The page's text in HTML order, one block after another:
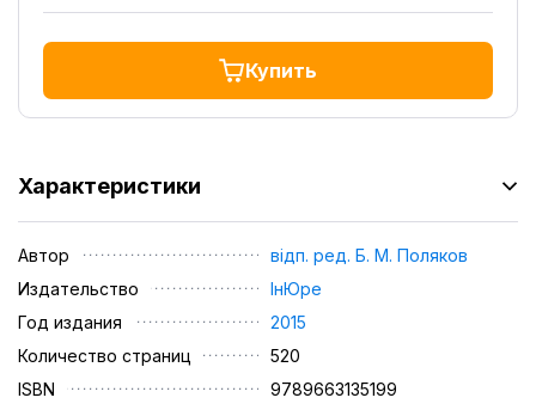
Купить
Характеристики
Автор
відп. ред. Б. М. Поляков
Издательство
ІнЮре
Год издания
2015
Количество страниц
520
ISBN
978­966­313­519­9